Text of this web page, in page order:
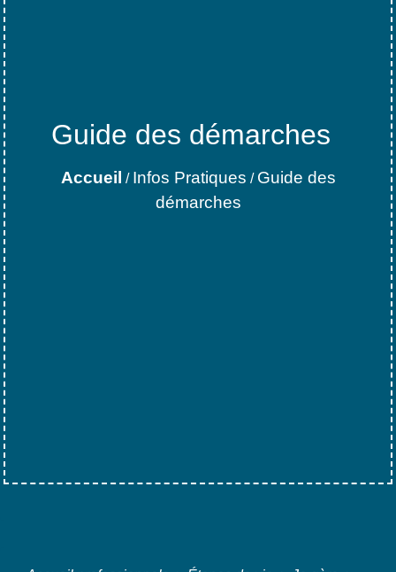
Guide des démarches
Accueil / Infos Pratiques / Guide des
démarches